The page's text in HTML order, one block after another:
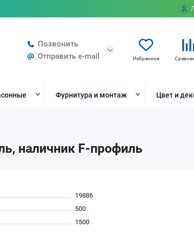
Позвонить
Отправить e-mail
Избранное
Фурнитура и монтаж Цвет и
наличник F-профиль
19886
500
1500